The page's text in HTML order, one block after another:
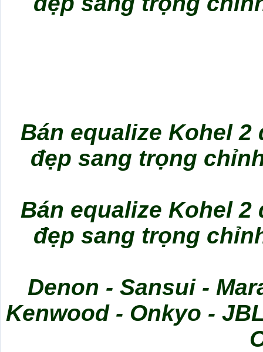
Bán equalize Kohel
đẹp sang trọng
Bán equalize Kohel
đẹp sang trọng
Denon - Sansui -
Kenwood - Onkyo -